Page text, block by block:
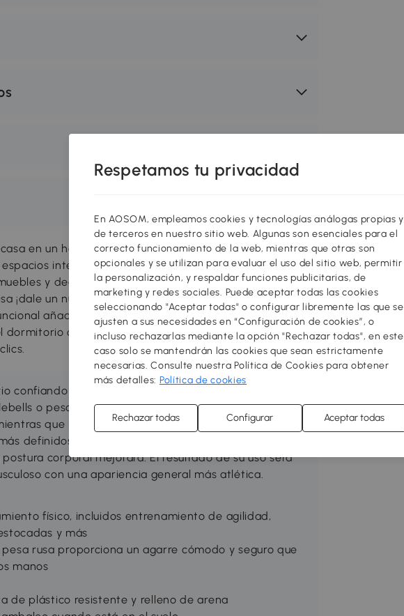
en un hogar acogedor y funcional! Redecora o
interiores con muebles de diseño al mejor
y decoración entre varios estilos para sentirte
¡dale un nuevo toque a tu hogar! Puedes hacer tu
añadiendo almacenamiento, mejorar el salón,
dormitorio o cualquier estancia que necesites con
confiando en esta kettlebell de HOMCOM de 10 kg. Al
o pesas rusas, tus antebrazos estarán
que la parte superior de los brazos y los
definidos por la pérdida de grasa. A la vez, tus
corporal mejorará. El resultado de su uso será
con una apariencia general más atlética.
físico, incluidos entrenamiento de agilidad,
y más
rusa proporciona un agarre cómodo y seguro que
manos
de plástico resistente y relleno de arena
Respetamos tu privacidad
En AOSOM, empleamos cookies y tecnologías análogas propias y
de terceros en nuestro sitio web. Algunas son esenciales para el
correcto funcionamiento de la web, mientras que otras son
opcionales y se utilizan para evaluar el uso del sitio web, permitir
la personalización, y respaldar funciones publicitarias, de
marketing y redes sociales. Puede aceptar todas las cookies
seleccionando "Aceptar todas" o configurar libremente las que se
ajusten a sus necesidades en “Configuración de cookies”, o
incluso rechazarlas mediante la opción "Rechazar todas", en este
caso solo se mantendrán las cookies que sean estrictamente
necesarias. Consulte nuestra Política de Cookies para obtener
más detalles: Política de cookies
Rechazar todas Configurar Aceptar todas